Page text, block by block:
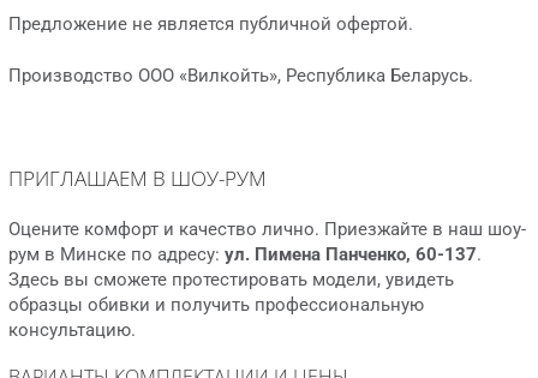
Предложение не является публичной офертой.
Производство ООО «Вилкойть», Республика Беларусь.
ПРИГЛАШАЕМ В ШОУ-РУМ
Оцените комфорт и качество лично. Приезжайте в наш шоу-
рум в Минске по адресу: ул. Пимена Панченко, 60-137.
Здесь вы сможете протестировать модели, увидеть
образцы обивки и получить профессиональную
консультацию.